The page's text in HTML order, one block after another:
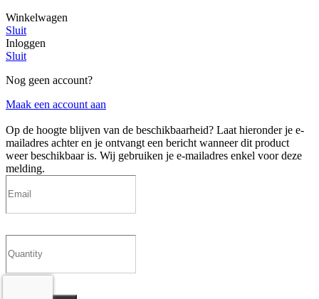
Winkelwagen
Sluit
Inloggen
Sluit
Nog geen account?
Maak een account aan
Op de hoogte blijven van de beschikbaarheid? Laat hieronder je e-
mailadres achter en je ontvangt een bericht wanneer dit product
weer beschikbaar is. Wij gebruiken je e-mailadres enkel voor deze
melding.